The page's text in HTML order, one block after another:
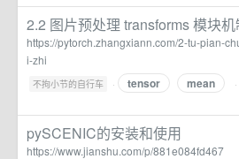
2.2 图片预处理 transforms 模块
https://pytorch.zhangxiann.com/2-tu-pian-
i-zhi
不拘小节的自行车 · tensor mean
pySCENIC的安装和使用
https://www.jianshu.com/p/881e084fd467